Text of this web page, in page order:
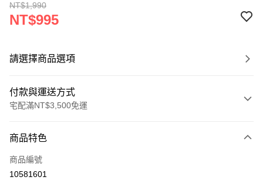
NT$1,990
NT$995
請選擇商品選項
付款與運送方式
宅配滿NT$3,500免運
信用卡一次付款
ATM付款
商品特色
商品編號
10581601